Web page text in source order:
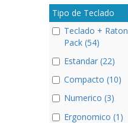
Tipo de Teclado
Teclado + Raton
Pack (54)
Estandar (22)
Compacto (10)
Numerico (3)
Ergonomico (1)